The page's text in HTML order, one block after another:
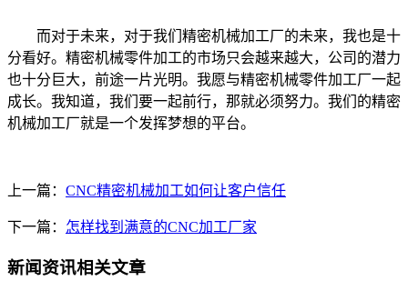
而对于未来，对于我们精密机械加工厂的未来，我也是十
分看好。精密机械零件加工的市场只会越来越大，公司的潜力
也十分巨大，前途一片光明。我愿与精密机械零件加工厂一起
成长。我知道，我们要一起前行，那就必须努力。我们的精密
机械加工厂就是一个发挥梦想的平台。
上一篇： CNC精密机械加工如何让客户信任
下一篇： 怎样找到满意的CNC加工厂家
新闻资讯相关文章